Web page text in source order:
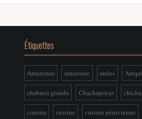
Étiquettes
Amazonas amazonie andes
chabuca granda Chachapoyas chicha
cinéma cuisine cuisine péruvienne